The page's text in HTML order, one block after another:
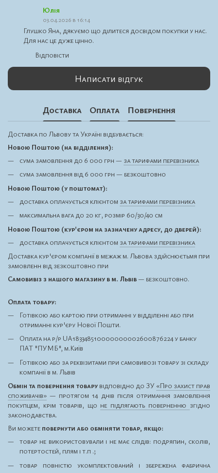
Юлія
03.04.2026 в 16:14
Глушко Яна, дякуємо що ділитеся досвідом покупки у нас.
Для нас це дуже цінно.
Відповісти
Написати відгук
Доставка Оплата Повернення
Доставка по Львову та Україні відбувається:
Новою Поштою (на відділення):
сума замовлення до 6 000 грн — за тарифами перевізника
сума замовлення від 6 000 грн — безкоштовно
Новою Поштою (у поштомат):
доставка оплачується клієнтом за тарифами перевізника
максимальна вага до 20 кг, розмір 60/30/40 см
Новою Поштою (кур'єром на зазначену адресу, до дверей):
доставка оплачується клієнтом за тарифами перевізника
Доставка кур'єром компанії в межаж м. Львова здійснюєтьмя при
замовленн від зезкоштовно при
Самовивіз з нашого магазину в м. Львів— безкоштовно.
Оплата товару:
Готівкою або картою при отриманні у відділенні або при
отриманні кур'єру Нової Пошти.
Оплата на р/р UA183348510000000002600876224 у банку
ПАТ "ПУМБ", м.Київ
Готівкою або за реквізитами при самовивозі товару зі складу
компанії в м. Львів
Обмін та повернення товару відповідно до ЗУ «Про захист прав
споживачів» — протягом 14 днів після отримання замовлення
покупцем, крім товарів, що не підлягають поверненню згідно
законодавства.
Ви можете повернути або обміняти товар, якщо:
товар не використовували і не має слідів: подряпин, сколів,
потертостей, плям і т.п .;
товар повністю укомплектований і збережена фабрична